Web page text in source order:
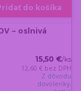
do košíka
– oslnivá
15,50 €/ks
12,60 € bez DPH
Z dôvodu
dovolenky,